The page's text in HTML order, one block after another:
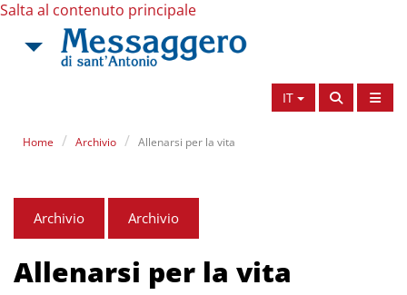
Salta al contenuto principale
IT
Home Archivio Allenarsi per la vita
Archivio Archivio
Allenarsi per la vita